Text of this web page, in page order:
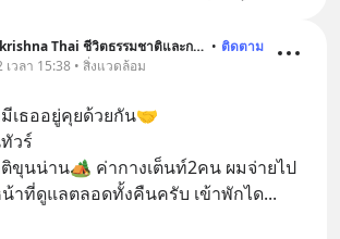
John radhakrishna Thai ชีวิตธรรมชาติและการเดินทาง • ติดตาม
เวลา 15:38 • สิ่งแวดล้อม
เธออยู่คุยด้วยกัน🤝
วร์
ขุนน่าน🏕 ค่ากางเต็นท์2คน ผมจ่ายไป
น้าที่ดูแลตลอดทั้งคืนครับ เข้าพักได...